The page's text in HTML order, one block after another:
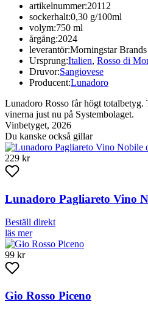
artikelnummer:20112
sockerhalt:0,30 g/100ml
volym:750 ml
årgång:2024
leverantör:Morningstar Brands
Ursprung:Italien, Rosso di
Druvor:Sangiovese
Producent:Lunadoro
Lunadoro Rosso får högt totalbetyg.
vinerna just nu på Systembolaget.
Vinbetyget, 2026
Du kanske också gillar
229 kr
Lunadoro Pagliareto Vino
Beställ direkt
läs mer
99 kr
Gio Rosso Piceno